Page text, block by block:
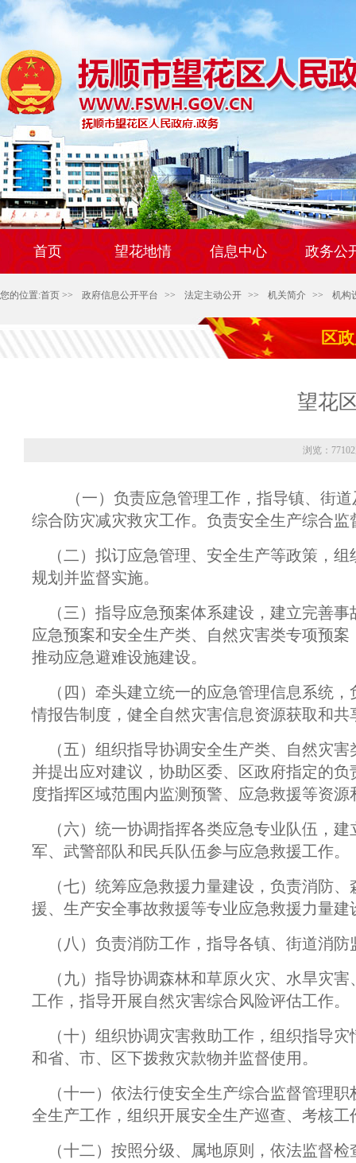
首页 望花地情 信息中心 政务公
您的位置:首页 >> 政府信息公开平台 >> 法定主动公开 >> 机关简介 >> 机构
区
望花
浏览：
（一）负责应急管理工作，指导镇、街
综合防灾减灾救灾工作。负责安全生产综合
（二）拟订应急管理、安全生产等政策，
规划并监督实施。
（三）指导应急预案体系建设，建立完善
应急预案和安全生产类、自然灾害类专项预
推动应急避难设施建设。
（四）牵头建立统一的应急管理信息系统
情报告制度，健全自然灾害信息资源获取和
（五）组织指导协调安全生产类、自然灾
并提出应对建议，协助区委、区政府指定的
度指挥区域范围内监测预警、应急救援等资源
（六）统一协调指挥各类应急专业队伍，
军、武警部队和民兵队伍参与应急救援工作。
（七）统筹应急救援力量建设，负责消防
援、生产安全事故救援等专业应急救援力量
（八）负责消防工作，指导各镇、街道消防
（九）指导协调森林和草原火灾、水旱灾
工作，指导开展自然灾害综合风险评估工作。
（十）组织协调灾害救助工作，组织指导
和省、市、区下拨救灾款物并监督使用。
（十一）依法行使安全生产综合监督管理
全生产工作，组织开展安全生产巡查、考核工
（十二）按照分级、属地原则，依法监督